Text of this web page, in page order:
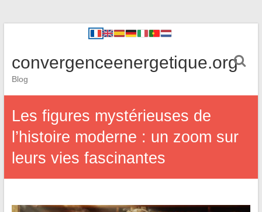
convergenceenergetique.org
Blog
Les figures mystérieuses de
l’histoire moderne : un zoom sur
leurs vies fascinantes